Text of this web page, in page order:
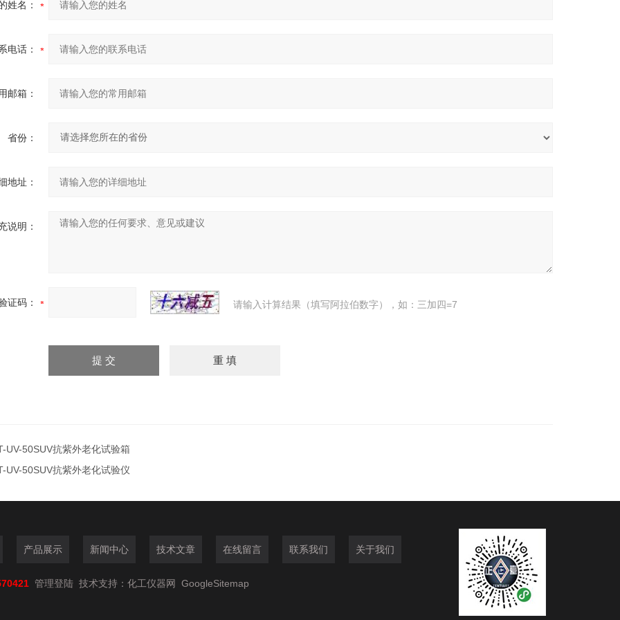
姓名：
电话：
邮箱：
省份：
地址：
说明：
证码： 请输入计算结果（填写阿拉伯数字），如：三加四=7
UV-50SUV抗紫外老化试验箱
UV-50SUV抗紫外老化试验仪
产品展示 新闻中心 技术文章 在线留言 联系我们 关于我们
管理登陆 技术支持： 化工仪器网 GoogleSitemap